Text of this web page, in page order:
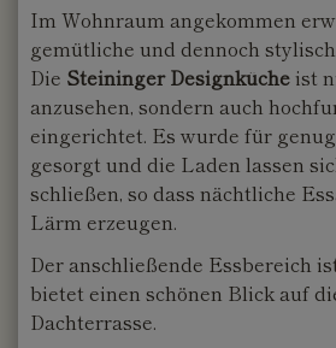
Im Wohnraum angekommen
gemütliche und dennoch
Die Steininger Designkücheist
anzusehen, sondern auch
eingerichtet. Es wurde für
gesorgt und die Laden lassen
schließen, so dass nächtliche
Lärm erzeugen.
Der anschließende Essbereich
bietet einen schönen Blick auf
Dachterrasse.